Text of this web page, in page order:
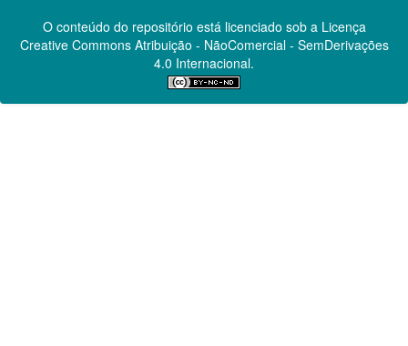
O conteúdo do repositório está licenciado sob a Licença
Creative CommonsAtribuição - NãoComercial - SemDerivações
4.0 Internacional.